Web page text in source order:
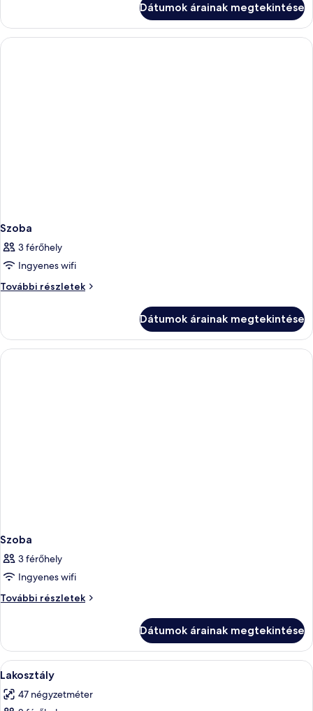
részletei
Dátumok árainak megtekintése
Szoba
3 férőhely
Ingyenes wifi
További részletek
Szoba
Dátumok árainak megtekintése
Szoba
3 férőhely
Ingyenes wifi
További részletek
Szoba
Dátumok árainak megtekintése
A
következő
szoba
Egy szállodai szoba, amelyben van
12
Lakosztály
47 négyzetméter